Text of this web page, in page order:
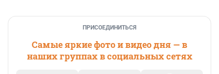
ПРИСОЕДИНИТЬСЯ
Самые яркие фото и видео дня — в
наших группах в социальных сетях